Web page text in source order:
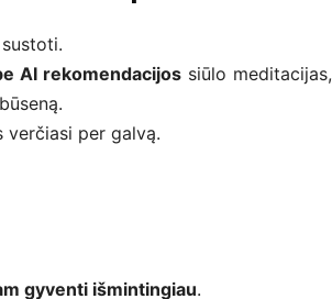
AI rekomendacijos siūlo meditacijas,
verčiasi per galvą.
gyventi išmintingiau.